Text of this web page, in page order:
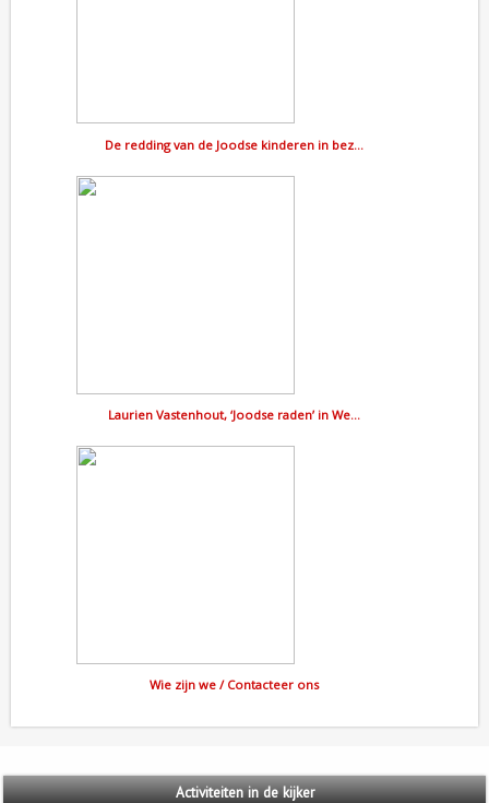
De redding van de Joodse kinderen in bez…
Laurien Vastenhout, ‘Joodse raden’ in We…
Wie zijn we / Contacteer ons
Activiteitenin de kijker